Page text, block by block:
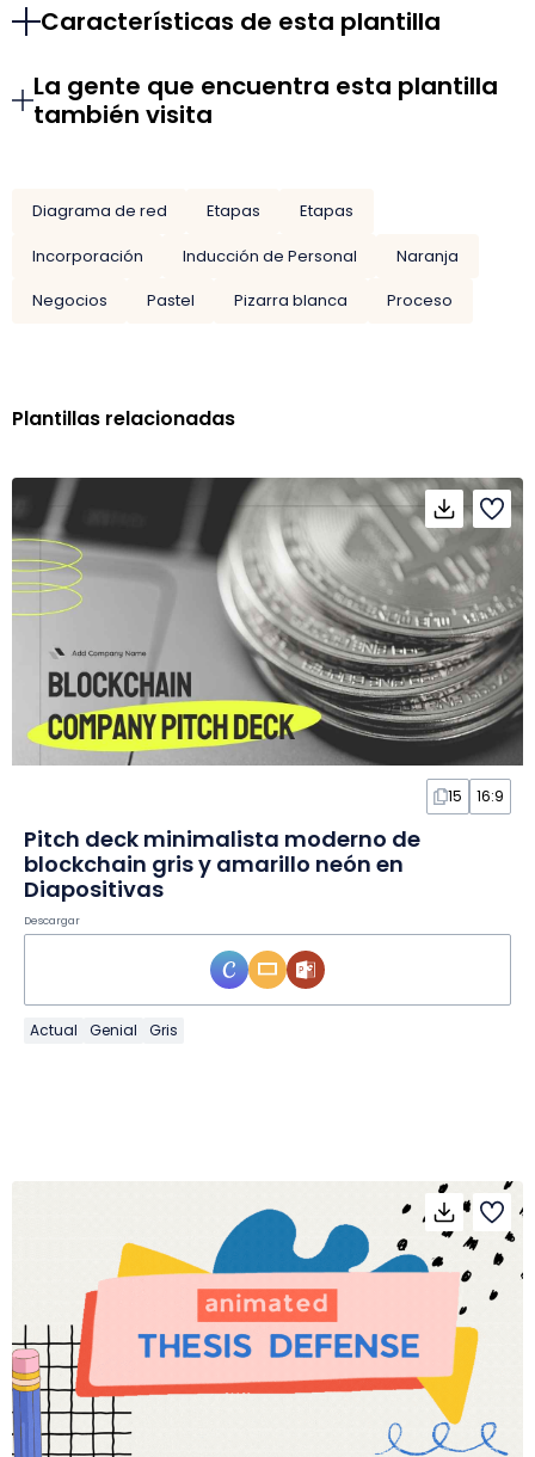
Características de esta plantilla
La gente que encuentra esta plantilla
también visita
Diagrama de red Etapas
Etapas
Incorporación
Inducción de Personal
Naranja
Negocios
Pastel Pizarra blanca Proceso
Plantillas relacionadas
15 16:9
Pitch deck minimalista moderno de
blockchain gris y amarillo neón en
Diapositivas
Descargar
Actual Genial Gris